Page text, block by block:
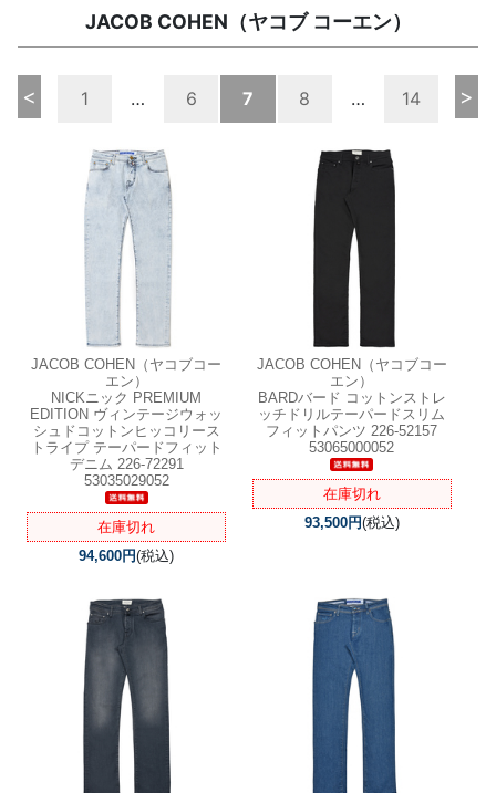
JACOB COHEN（ヤコブ コーエン）
< >
1 … 6 7 8 … 14
JACOB COHEN（ヤコブコー
エン）
NICKニック PREMIUM
EDITION ヴィンテージウォッ
シュドコットンヒッコリース
トライプ テーパードフィット
デニム 226-72291
53035029052
在庫切れ
94,600円(税込)
JACOB COHEN（ヤコブコー
エン）
BARDバード コットンストレ
ッチドリルテーパードスリム
フィットパンツ 226-52157
53065000052
在庫切れ
93,500円(税込)